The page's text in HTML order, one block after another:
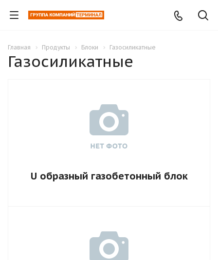
Главная Продукты Блоки Газосиликатные
Газосиликатные
U образный газобетонный блок